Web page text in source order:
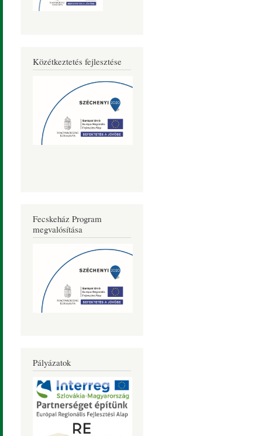
Közétkeztetés fejlesztése
Fecskeház Program
megvalósítása
Pályázatok